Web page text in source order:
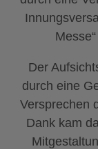
Der
durch eine
Versprechen
Dank kam